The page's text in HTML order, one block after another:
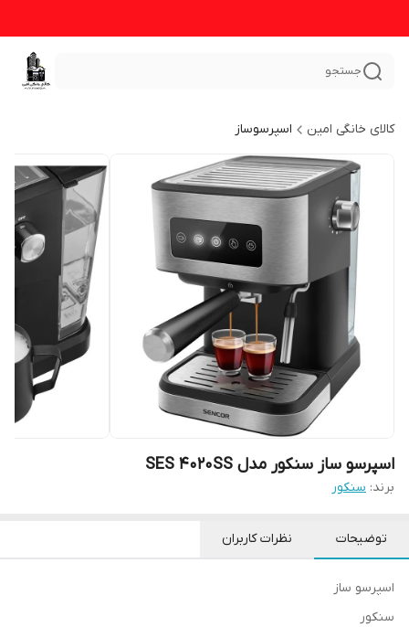
جستجو
کالای خانگی امین اسپرسوساز
اسپرسو ساز سنکور مدل SES 4020SS
برند: سنکور
توضیحات نظرات کاربران
اسپرسو ساز
سنکور